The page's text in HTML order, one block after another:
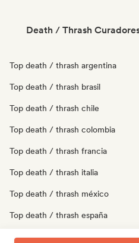
Death / Thrash
Top death / thrash argentina
Top death / thrash brasil
Top death / thrash chile
Top death / thrash colombia
Top death / thrash francia
Top death / thrash italia
Top death / thrash méxico
Top death / thrash españa
Top death / thrash reino unido